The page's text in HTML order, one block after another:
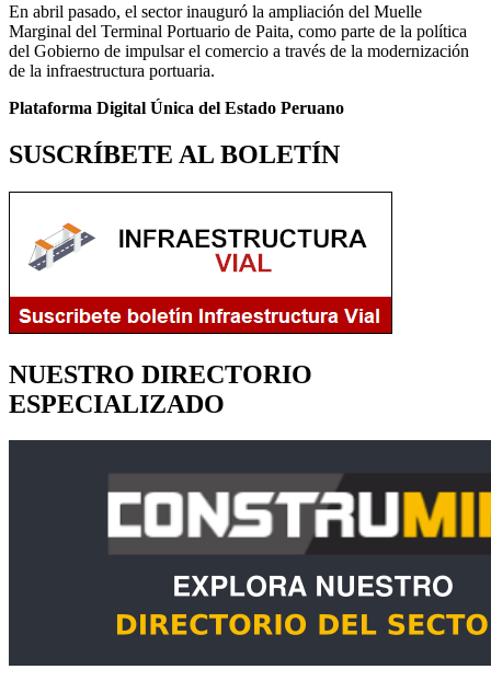
En abril pasado, el sector inauguró la ampliación del Muelle
Marginal del Terminal Portuario de Paita, como parte de la política
del Gobierno de impulsar el comercio a través de la modernización
de la infraestructura portuaria.
Plataforma Digital Única del Estado Peruano
SUSCRÍBETE AL BOLETÍN
NUESTRO DIRECTORIO
ESPECIALIZADO